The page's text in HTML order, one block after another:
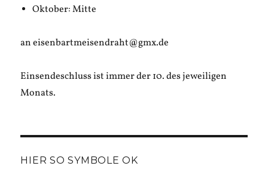
Oktober: Mitte
an eisenbartmeisendraht@gmx.de
Einsendeschluss ist immer der 10. des jeweiligen
Monats.
HIER SO SYMBOLE OK